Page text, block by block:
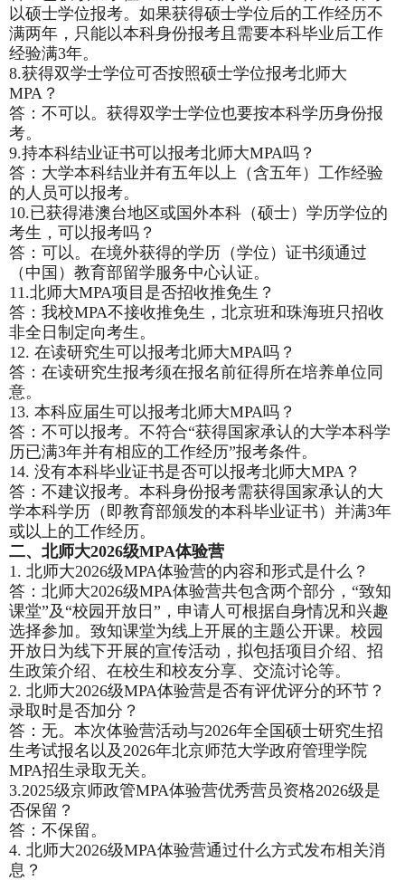
以硕士学位报考。如果获得硕士学位后的工作经历不
满两年，只能以本科身份报考且需要本科毕业后工作
经验满3年。
8.获得双学士学位可否按照硕士学位报考北师大
MPA？
答：不可以。获得双学士学位也要按本科学历身份报
考。
9.持本科结业证书可以报考北师大MPA吗？
答：大学本科结业并有五年以上（含五年）工作经验
的人员可以报考。
10.已获得港澳台地区或国外本科（硕士）学历学位的
考生，可以报考吗？
答：可以。在境外获得的学历（学位）证书须通过
（中国）教育部留学服务中心认证。
11.北师大MPA项目是否招收推免生？
答：我校MPA不接收推免生，北京班和珠海班只招收
非全日制定向考生。
12. 在读研究生可以报考北师大MPA吗？
答：在读研究生报考须在报名前征得所在培养单位同
意。
13. 本科应届生可以报考北师大MPA吗？
答：不可以报考。不符合“获得国家承认的大学本科学
历已满3年并有相应的工作经历”报考条件。
14. 没有本科毕业证书是否可以报考北师大MPA？
答：不建议报考。本科身份报考需获得国家承认的大
学本科学历（即教育部颁发的本科毕业证书）并满3年
或以上的工作经历。
二、北师大2026级MPA体验营
1. 北师大2026级MPA体验营的内容和形式是什么？
答： 北师大2026级MPA体验营共包含两个部分，“致知
课堂”及“校园开放日”，申请人可根据自身情况和兴趣
选择参加。致知课堂为线上开展的主题公开课。校园
开放日为线下开展的宣传活动，拟包括项目介绍、招
生政策介绍、在校生和校友分享、交流讨论等。
2. 北师大2026级MPA体验营是否有评优评分的环节？
录取时是否加分？
答：无。本次体验营活动与2026年全国硕士研究生招
生考试报名以及2026年北京师范大学政府管理学院
MPA招生录取无关。
3.2025级京师政管MPA体验营优秀营员资格2026级是
否保留？
答：不保留。
4. 北师大2026级MPA体验营通过什么方式发布相关消
息？